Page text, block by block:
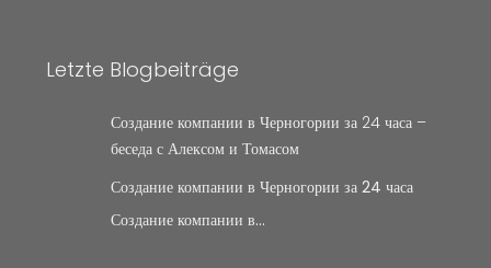
Letzte Blogbeiträge
Создание компании в Черногории за 24 часа –
беседа с Алексом и Томасом
Создание компании в Черногории за 24 часа
Создание компании в…